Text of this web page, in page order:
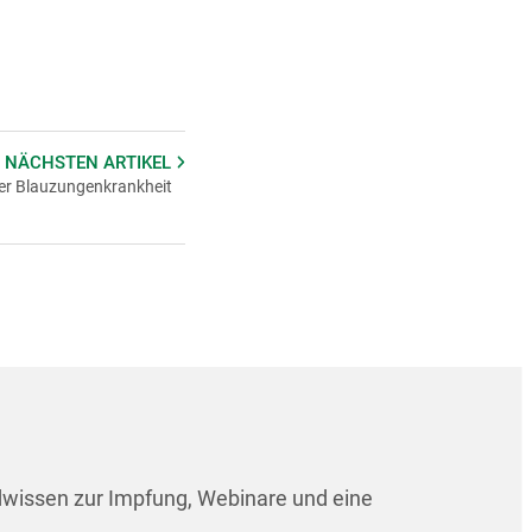
höchsten AHL-
Versicherung
,hierfür Schafe
ARTIKEL
Blauzungenkrankheit
zur Impfung, Webinare und eine